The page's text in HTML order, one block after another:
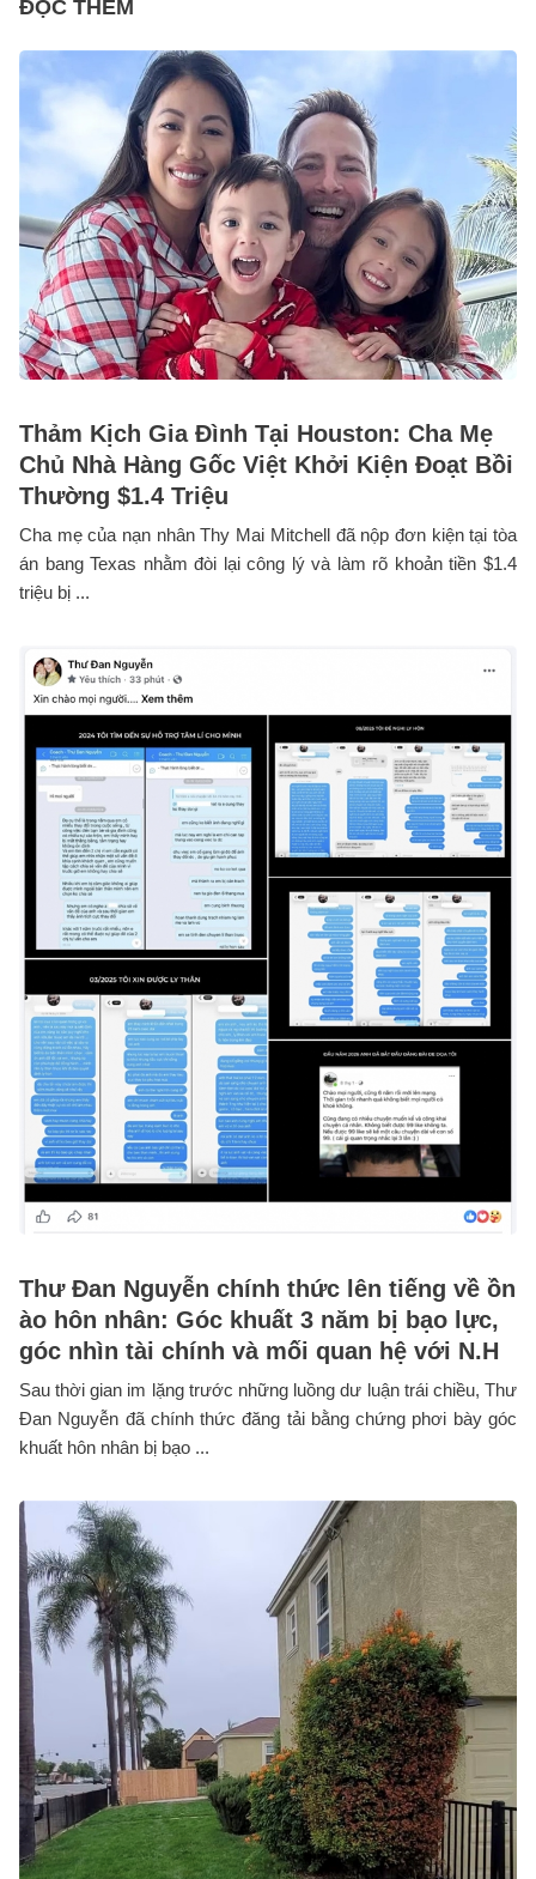
ĐỌC THÊM
Thảm Kịch Gia Đình Tại Houston: Cha Mẹ
Chủ Nhà Hàng Gốc Việt Khởi Kiện Đoạt Bồi
Thường $1.4 Triệu
Cha mẹ của nạn nhân Thy Mai Mitchell đã nộp đơn kiện tại tòa
án bang Texas nhằm đòi lại công lý và làm rõ khoản tiền $1.4
triệu bị ...
Thư Đan Nguyễn chính thức lên tiếng về ồn
ào hôn nhân: Góc khuất 3 năm bị bạo lực,
góc nhìn tài chính và mối quan hệ với N.H
Sau thời gian im lặng trước những luồng dư luận trái chiều, Thư
Đan Nguyễn đã chính thức đăng tải bằng chứng phơi bày góc
khuất hôn nhân bị bạo ...